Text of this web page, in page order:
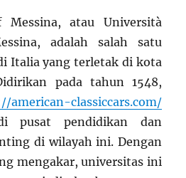
atau Università
adalah salah satu
Italia yang terletak di kota
pada tahun 1548,
american-classiccars.com/
pusat pendidikan dan
di wilayah ini. Dengan
mengakar, universitas ini